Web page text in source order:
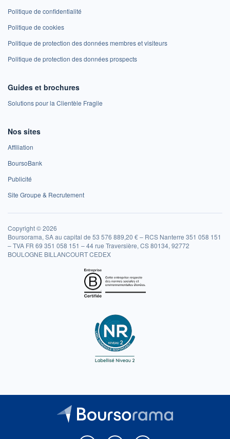
Politique de confidentialité
Politique de cookies
Politique de protection des données membres et visiteurs
Politique de protection des données prospects
Guides et brochures
Solutions pour la Clientèle Fragile
Nos sites
Affiliation
BoursoBank
Publicité
Site Groupe & Recrutement
Copyright © 2026
Boursorama, SA au capital de 53 576 889,20 € – RCS Nanterre 351 058 151
– TVA FR 69 351 058 151 – 44 rue Traversière, CS 80134, 92772
BOULOGNE BILLANCOURT CEDEX